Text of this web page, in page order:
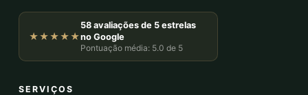
★★★★★
58 avaliações de 5 estrelas
no Google
Pontuação média: 5.0 de 5
SERVIÇOS